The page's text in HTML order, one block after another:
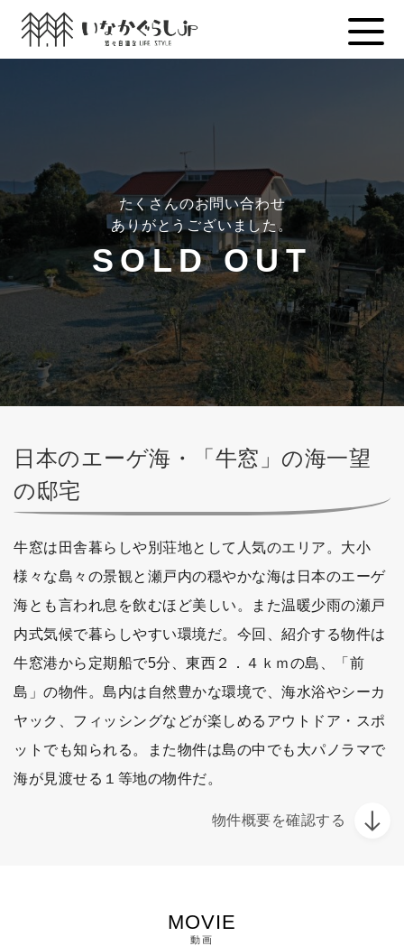
Skip
たくさんのお問い合わせ
ありがとうございました。
SOLD OUT
日本のエーゲ海・「牛窓」の海一望
の邸宅
牛窓は田舎暮らしや別荘地として人気のエリア。大小
様々な島々の景観と瀬戸内の穏やかな海は日本のエーゲ
海とも言われ息を飲むほど美しい。また温暖少雨の瀬戸
内式気候で暮らしやすい環境だ。今回、紹介する物件は
牛窓港から定期船で5分、東西２．４ｋｍの島、「前
島」の物件。島内は自然豊かな環境で、海水浴やシーカ
ヤック、フィッシングなどが楽しめるアウトドア・スポ
ットでも知られる。また物件は島の中でも大パノラマで
海が見渡せる１等地の物件だ。
物件概要を確認する
MOVIE
動画